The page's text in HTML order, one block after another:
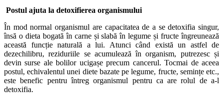
Postul ajuta la detoxifierea organismului
În mod normal organismul are capacitatea de a se detoxifia singur,
însă o dieta bogată în carne și slabă în legume și fructe îngreunează
această funcție naturală a lui. Atunci când există un astfel de
dezechilibru, reziduriile se acumulează în organism, putrezesc și
devin surse ale bolilor ucigașe precum cancerul. Tocmai de aceea
postul, echivalentul unei diete bazate pe legume, fructe, semințe etc.,
este benefic pentru întreg organismul pentru ca are rolul de a-l
detoxifia.